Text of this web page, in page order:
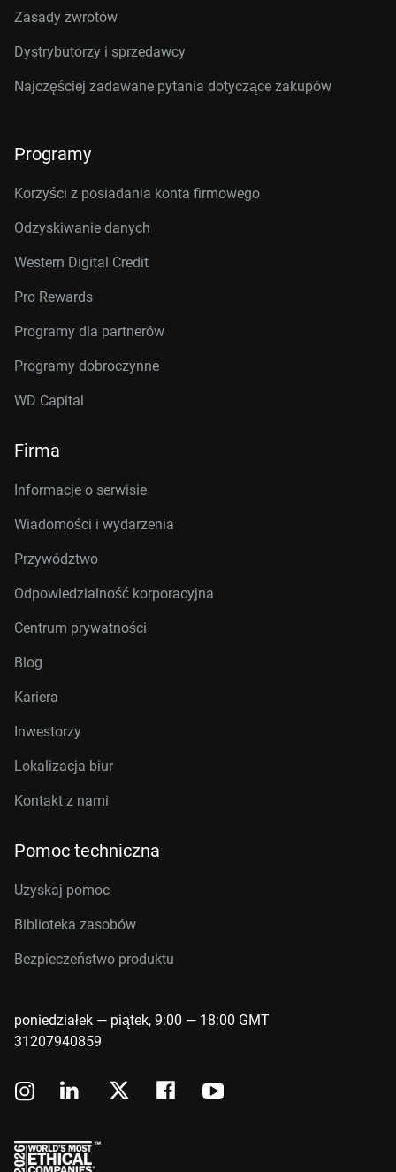
Zasady zwrotów
Dystrybutorzy i sprzedawcy
Najczęściej zadawane pytania dotyczące zakupów
Programy
Korzyści z posiadania konta firmowego
Odzyskiwanie danych
Western Digital Credit
Pro Rewards
Programy dla partnerów
Programy dobroczynne
WD Capital
Firma
Informacje o serwisie
Wiadomości i wydarzenia
Przywództwo
Odpowiedzialność korporacyjna
Centrum prywatności
Blog
Kariera
Inwestorzy
Lokalizacja biur
Kontakt z nami
Pomoc techniczna
Uzyskaj pomoc
Biblioteka zasobów
Bezpieczeństwo produktu
poniedziałek — piątek, 9:00 — 18:00 GMT
31207940859